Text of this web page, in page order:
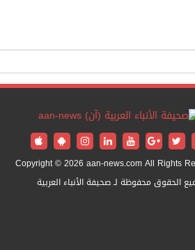
Copyright © 2026 aan-news.com All Rights
الحقوق محفوظة لـ صحيفة الأنباء العربية